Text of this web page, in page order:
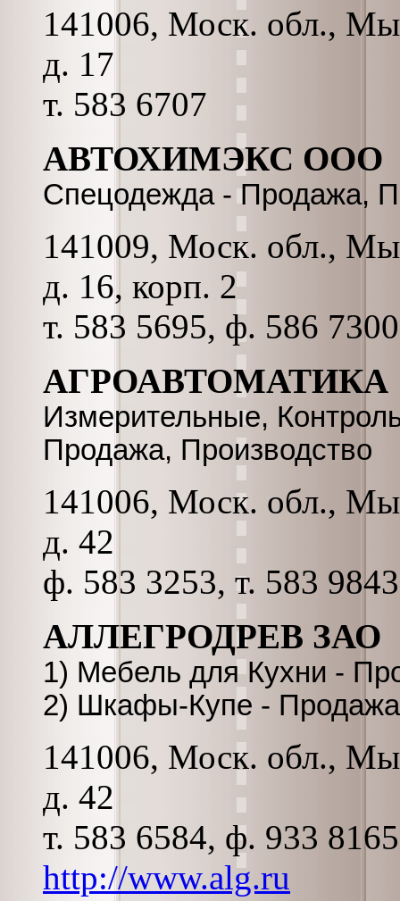
141006, Моск. обл.,
д. 17
т. 583 6707
АВТОХИМЭКС ООО
Спецодежда - Продажа,
141009, Моск. обл.,
д. 16, корп. 2
т. 583 5695, ф. 586
АГРОАВТОМАТИКА
Измерительные,
Продажа, Производство
141006, Моск. обл.,
д. 42
ф. 583 3253, т. 583 9843
АЛЛЕГРОДРЕВ ЗАО
1) Мебель для Кухни -
2) Шкафы-Купе -
141006, Моск. обл.,
д. 42
т. 583 6584, ф. 933
http://www.alg.ru